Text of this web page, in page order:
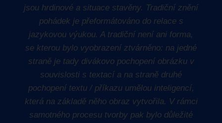
jsou hrdinové a situace stavěny. Tradiční znění
pohádek je přeformátováno do relace s
jazykovou výukou. A tradiční není ani forma,
se kterou bylo vyobrazení ztvárněno: na jedné
straně je tady divákovo pochopení obrázku v
souvislosti s textací a na straně druhé
pochopení textu / příkazu umělou inteligencí,
která na základě něho obraz vytvořila. V rámci
samotného procesu tvorby pak bylo důležité